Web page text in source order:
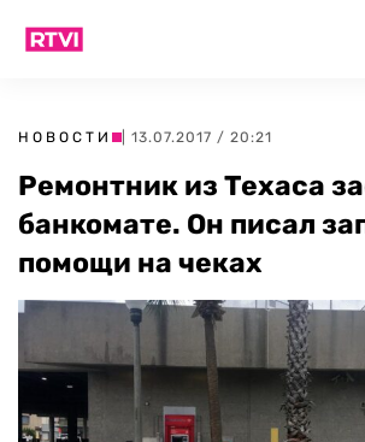
НОВОСТИ | 13.07.2017 / 20:21
Ремонтник из Техаса
банкомате. Он писал
помощи на чеках